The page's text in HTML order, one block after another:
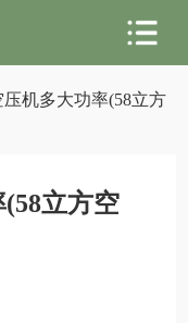
压机多大功率(58立方
立方空